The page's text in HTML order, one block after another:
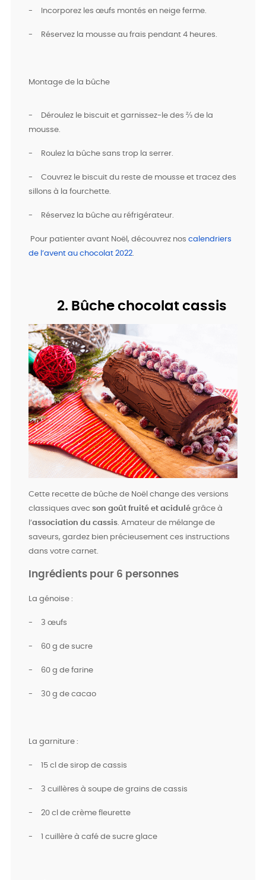
- Incorporez les œufs montés en neige ferme.
- Réservez la mousse au frais pendant 4 heures.
Montage de la bûche
-
Déroulez le biscuit et garnissez-le des ⅔ de la
mousse.
- Roulez la bûche sans trop la serrer.
-
Couvrez le biscuit du reste de mousse et tracez des
sillons à la fourchette.
- Réservez la bûche au réfrigérateur.
Pour patienter avant Noël, découvrez nos calendriers
de l’avent au chocolat 2022.
2. Bûche chocolat cassis
Cette recette de bûche de Noël change des versions
classiques avec son goût fruité et acidulé grâce à
l’association du cassis. Amateur de mélange de
saveurs, gardez bien précieusement ces instructions
dans votre carnet.
Ingrédients pour 6 personnes
La génoise :
- 3 œufs
- 60 g de sucre
- 60 g de farine
- 30 g de cacao
La garniture :
- 15 cl de sirop de cassis
- 3 cuillères à soupe de grains de cassis
- 20 cl de crème fleurette
- 1 cuillère à café de sucre glace